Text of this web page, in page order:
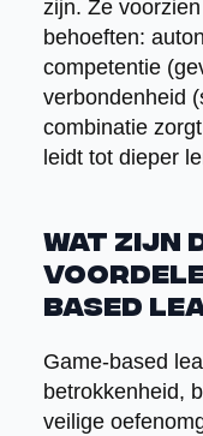
zijn. Ze
behoeften:
competentie
verbondenheid
combinatie
leidt tot dieper
Wat zijn
based
Game-based
betrokkenheid,
veilige